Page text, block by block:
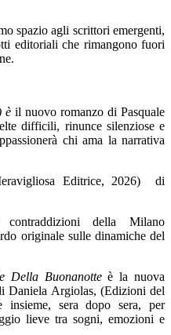
spazio agli scrittori emergenti,
editoriali che rimangono fuori
è il nuovo romanzo di Pasquale
difficili, rinunce silenziose e
chi ama la narrativa
Editrice, 2026) di
della Milano
originale sulle dinamiche del
Della Buonanotteè la nuova
Daniela Argiolas, (Edizioni del
sera dopo sera, per
lieve tra sogni, emozioni e